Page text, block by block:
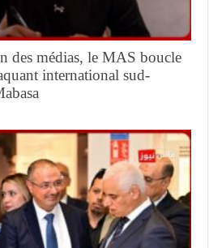
des médias, le MAS boucle
international sud-